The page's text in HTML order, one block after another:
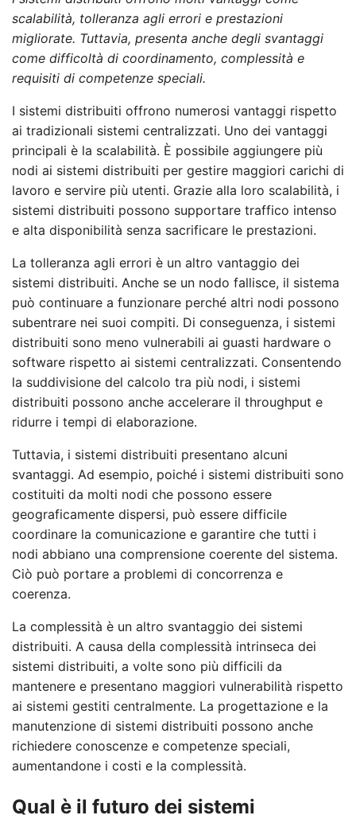
scalabilità, tolleranza agli errori e prestazioni
migliorate. Tuttavia, presenta anche degli svantaggi
come difficoltà di coordinamento, complessità e
requisiti di competenze speciali.
I sistemi distribuiti offrono numerosi vantaggi rispetto
ai tradizionali sistemi centralizzati. Uno dei vantaggi
principali è la scalabilità. È possibile aggiungere più
nodi ai sistemi distribuiti per gestire maggiori carichi di
lavoro e servire più utenti. Grazie alla loro scalabilità, i
sistemi distribuiti possono supportare traffico intenso
e alta disponibilità senza sacrificare le prestazioni.
La tolleranza agli errori è un altro vantaggio dei
sistemi distribuiti. Anche se un nodo fallisce, il sistema
può continuare a funzionare perché altri nodi possono
subentrare nei suoi compiti. Di conseguenza, i sistemi
distribuiti sono meno vulnerabili ai guasti hardware o
software rispetto ai sistemi centralizzati. Consentendo
la suddivisione del calcolo tra più nodi, i sistemi
distribuiti possono anche accelerare il throughput e
ridurre i tempi di elaborazione.
Tuttavia, i sistemi distribuiti presentano alcuni
svantaggi. Ad esempio, poiché i sistemi distribuiti sono
costituiti da molti nodi che possono essere
geograficamente dispersi, può essere difficile
coordinare la comunicazione e garantire che tutti i
nodi abbiano una comprensione coerente del sistema.
Ciò può portare a problemi di concorrenza e
coerenza.
La complessità è un altro svantaggio dei sistemi
distribuiti. A causa della complessità intrinseca dei
sistemi distribuiti, a volte sono più difficili da
mantenere e presentano maggiori vulnerabilità rispetto
ai sistemi gestiti centralmente. La progettazione e la
manutenzione di sistemi distribuiti possono anche
richiedere conoscenze e competenze speciali,
aumentandone i costi e la complessità.
Qual è il futuro dei sistemi